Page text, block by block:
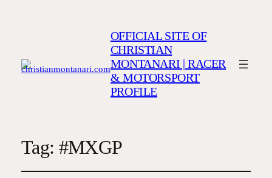
OFFICIAL SITE OF
CHRISTIAN
MONTANARI | RACER
& MOTORSPORT
PROFILE
Tag: #MXGP